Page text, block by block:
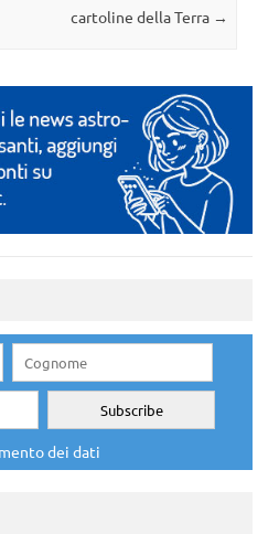
cartoline della Terra →
dei dati